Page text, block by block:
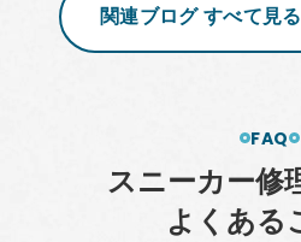
関連ブログ すべて見る
FAQ
スニーカー修
よ く ある